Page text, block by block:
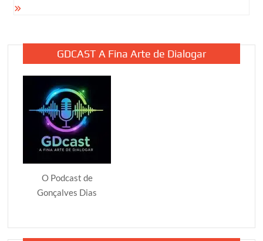
GDCAST A Fina Arte de Dialogar
O Podcast de
Gonçalves Dias